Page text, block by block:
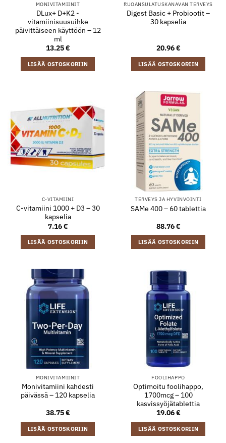
MONIVITAMIINIT
DLux+ D+K2 -
vitamiinisuusuihke
päivittäiseen käyttöön – 12
ml
13.25€
LISÄÄ OSTOSKORIIN
RUOANSULATUSKANAVAN TERVEYS
Digest Basic + Probiootit –
30 kapselia
20.96€
LISÄÄ OSTOSKORIIN
C-VITAMIINI
C-vitamiini 1000 + D3 – 30
kapselia
7.16€
LISÄÄ OSTOSKORIIN
TERVEYS JA HYVINVOINTI
SAMe 400 – 60 tablettia
88.76€
LISÄÄ OSTOSKORIIN
MONIVITAMIINIT
Monivitamiini kahdesti
päivässä – 120 kapselia
38.75€
LISÄÄ OSTOSKORIIN
FOOLIHAPPO
Optimoitu foolihappo,
1700mcg – 100
kasvissyöjätablettia
19.06€
LISÄÄ OSTOSKORIIN